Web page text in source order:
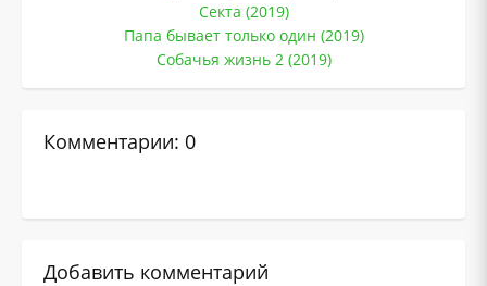
Секта (2019)
Папа бывает только один (2019)
Собачья жизнь 2 (2019)
Комментарии: 0
Добавить комментарий